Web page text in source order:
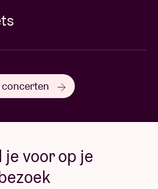
concerten
je voor op je